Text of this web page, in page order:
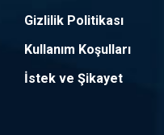
Gizlilik Politikası
Kullanım Koşulları
İstek ve Şikayet